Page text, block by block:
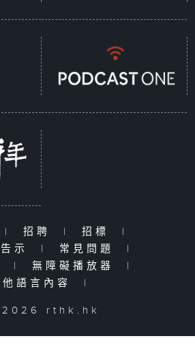
| 招聘 | 招標
|
示
| 常見問題
|
| 無障礙播放器
|
他語言內容
|
rthk.hk